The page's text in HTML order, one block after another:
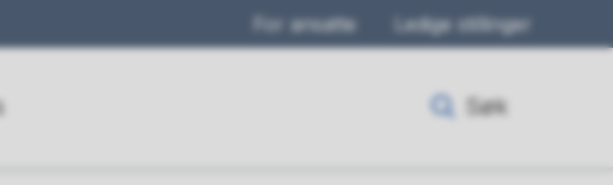
For ansatte Ledige stillinger
Søk